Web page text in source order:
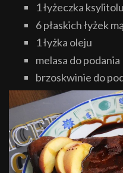
1 łyżeczka ksylitolu
6 płaskich łyżek
1 łyżka oleju
melasa do podania
brzoskwinie do